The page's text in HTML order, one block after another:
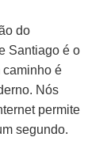
do
Santiago é o
caminho é
Nós
permite
segundo.